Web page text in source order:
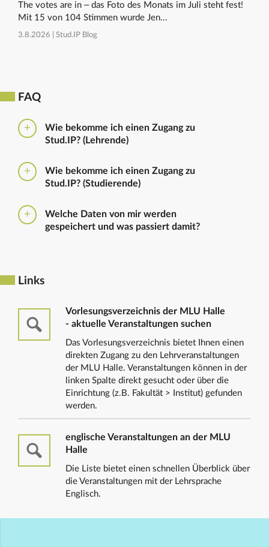
The votes are in – das Foto des Monats im Juli steht fest!
Mit 15 von 104 Stimmen wurde Jen...
3.8.2026 | Stud.IP Blog
FAQ
Wie bekomme ich einen Zugang zu
Stud.IP? (Lehrende)
folgendenFormularHaben Sie bereits eine
universitäre E-Mail-Adresse, reicht ein formloser
nicht die Einrichtung zu nennen in die Sie
eingetragen werden sollen.
Wie bekomme ich einen Zugang zu
Stud.IP? (Studierende)
Nutzerkennzeichen und dem Passwort, das ihr mit
euren Immatrikulationsunterlagen erhalten habt. Das
Welche Daten von mir werden
gespeichert und was passiert damit?
Links
Vorlesungsverzeichnis der MLU Halle
- aktuelle Veranstaltungen suchen
Das Vorlesungsverzeichnis bietet Ihnen einen
direkten Zugang zu den Lehrveranstaltungen
der MLU Halle. Veranstaltungen können in der
linken Spalte direkt gesucht oder über die
Einrichtung (z.B. Fakultät > Institut) gefunden
werden.
englische Veranstaltungen an der MLU
Halle
Die Liste bietet einen schnellen Überblick über
die Veranstaltungen mit der Lehrsprache
Englisch.